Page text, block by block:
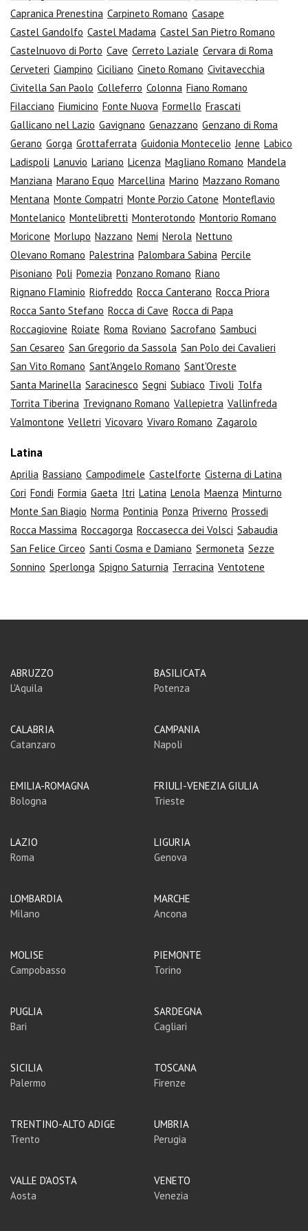
Capranica Prenestina Carpineto Romano Casape
Castel Gandolfo Castel Madama Castel San Pietro Romano
Castelnuovo di Porto Cave Cerreto Laziale Cervara di Roma
Cerveteri Ciampino Ciciliano Cineto Romano Civitavecchia
Civitella San Paolo Colleferro Colonna Fiano Romano
Filacciano Fiumicino Fonte Nuova Formello Frascati
Gallicano nel Lazio Gavignano Genazzano Genzano di Roma
Gerano Gorga Grottaferrata Guidonia Montecelio Jenne Labico
Ladispoli Lanuvio Lariano Licenza Magliano Romano Mandela
Manziana Marano Equo Marcellina Marino Mazzano Romano
Mentana Monte Compatri Monte Porzio Catone Monteflavio
Montelanico Montelibretti Monterotondo Montorio Romano
Moricone Morlupo Nazzano Nemi Nerola Nettuno
Olevano Romano Palestrina Palombara Sabina Percile
Pisoniano Poli Pomezia Ponzano Romano Riano
Rignano Flaminio Riofreddo Rocca Canterano Rocca Priora
Rocca Santo Stefano Rocca di Cave Rocca di Papa
Roccagiovine Roiate Roma Roviano Sacrofano Sambuci
San Cesareo San Gregorio da Sassola San Polo dei Cavalieri
San Vito Romano Sant'Angelo Romano Sant'Oreste
Santa Marinella Saracinesco Segni Subiaco Tivoli Tolfa
Torrita Tiberina Trevignano Romano Vallepietra Vallinfreda
Valmontone Velletri Vicovaro Vivaro Romano Zagarolo
Latina
Aprilia Bassiano Campodimele Castelforte Cisterna di Latina
Cori Fondi Formia Gaeta Itri Latina Lenola Maenza Minturno
Monte San Biagio Norma Pontinia Ponza Priverno Prossedi
Rocca Massima Roccagorga Roccasecca dei Volsci Sabaudia
San Felice Circeo Santi Cosma e Damiano Sermoneta Sezze
Sonnino Sperlonga Spigno Saturnia Terracina Ventotene
ABRUZZO
L'Aquila
BASILICATA
Potenza
CALABRIA
Catanzaro
CAMPANIA
Napoli
EMILIA-ROMAGNA
Bologna
FRIULI-VENEZIA GIULIA
Trieste
LAZIO
Roma
LIGURIA
Genova
LOMBARDIA
Milano
MARCHE
Ancona
MOLISE
Campobasso
PIEMONTE
Torino
PUGLIA
Bari
SARDEGNA
Cagliari
SICILIA
Palermo
TOSCANA
Firenze
TRENTINO-ALTO ADIGE
Trento
UMBRIA
Perugia
VALLE D'AOSTA
Aosta
VENETO
Venezia